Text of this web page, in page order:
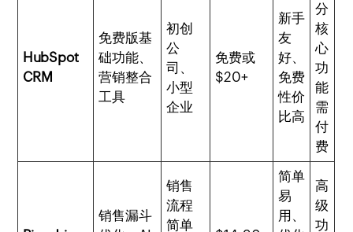
HubSpot
CRM
免费版基
础功能、
营销整合
工具
初创
公
司、
小型
企业
免费或
$20+
新手
友
好、
免费
性价
比高
分
核
心
功
能
需
付
费
销售漏斗
销售
流程
简单
简单
易
用、
高
级
功